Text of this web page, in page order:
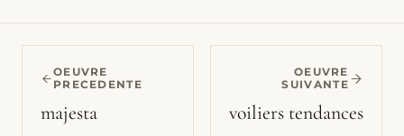
OEUVRE
PRECEDENTE
majesta
OEUVRE
SUIVANTE
voiliers tendances